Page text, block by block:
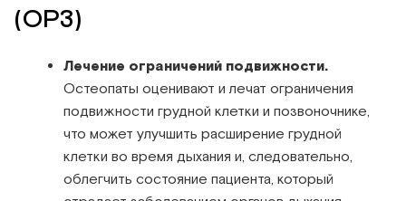
(ОРЗ)
Лечение ограничений подвижности.
Остеопаты оценивают и лечат ограничения
подвижности грудной клетки и позвоночнике,
что может улучшить расширение грудной
клетки во время дыхания и, следовательно,
облегчить состояние пациента, который